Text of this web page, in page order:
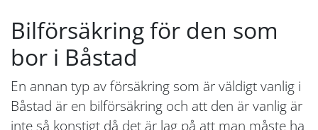
Bilförsäkring för den som
bor i Båstad
En annan typ av försäkring som är väldigt vanlig i
Båstad är en bilförsäkring och att den är vanlig är
inte så konstigt då det är lag på att man måste ha